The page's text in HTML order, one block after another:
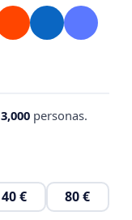
3,000 personas.
40 € 80 €